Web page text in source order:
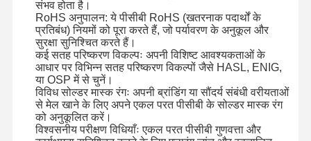
संभव होता है।
RoHS अनुपालन: ये पीसीबी RoHS (खतरनाक पदार्थों के
प्रतिबंध) नियमों को पूरा करते हैं, जो पर्यावरण के अनुकूल और
सुरक्षा सुनिश्चित करते हैं।
कई सतह परिष्करण विकल्पः अपनी विशिष्ट आवश्यकताओं के
आधार पर विभिन्न सतह परिष्करण विकल्पों जैसे HASL, ENIG,
या OSP में से चुनें।
विविध सोल्डर मास्क रंगः अपनी ब्रांडिंग या सौंदर्य संबंधी वरीयताओं
से मेल खाने के लिए अपने एकल परत पीसीबी के सोल्डर मास्क रंग
को अनुकूलित करें।
विश्वसनीय परीक्षण विधियाँः एकल परत पीसीबी गुणवत्ता और